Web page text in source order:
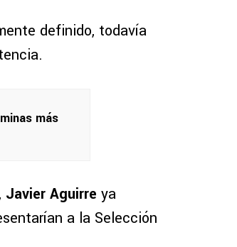
definido, todavía
más
Javier Aguirre ya
a la Selección